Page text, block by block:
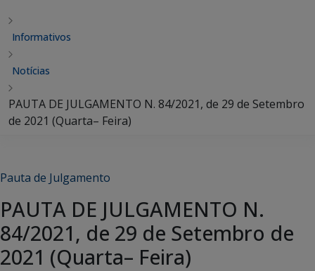
Informativos
Notícias
PAUTA DE JULGAMENTO N. 84/2021, de 29 de Setembro
de 2021 (Quarta– Feira)
Pauta de Julgamento
PAUTA DE JULGAMENTO N.
84/2021, de 29 de Setembro de
2021 (Quarta– Feira)